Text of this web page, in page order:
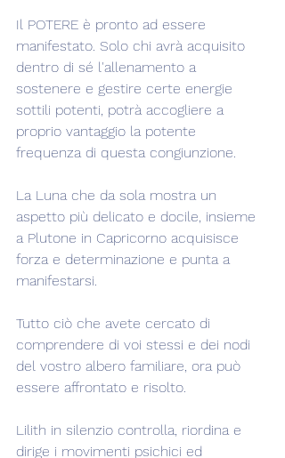
Il POTERE è pronto ad essere
manifestato. Solo chi avrà acquisito
dentro di sé l'allenamento a
sostenere e gestire certe energie
sottili potenti, potrà accogliere a
proprio vantaggio la potente
frequenza di questa congiunzione.
La Luna che da sola mostra un
aspetto più delicato e docile, insieme
a Plutone in Capricorno acquisisce
forza e determinazione e punta a
manifestarsi.
Tutto ciò che avete cercato di
comprendere di voi stessi e dei nodi
del vostro albero familiare, ora può
essere affrontato e risolto.
Lilith in silenzio controlla, riordina e
dirige i movimenti psichici ed